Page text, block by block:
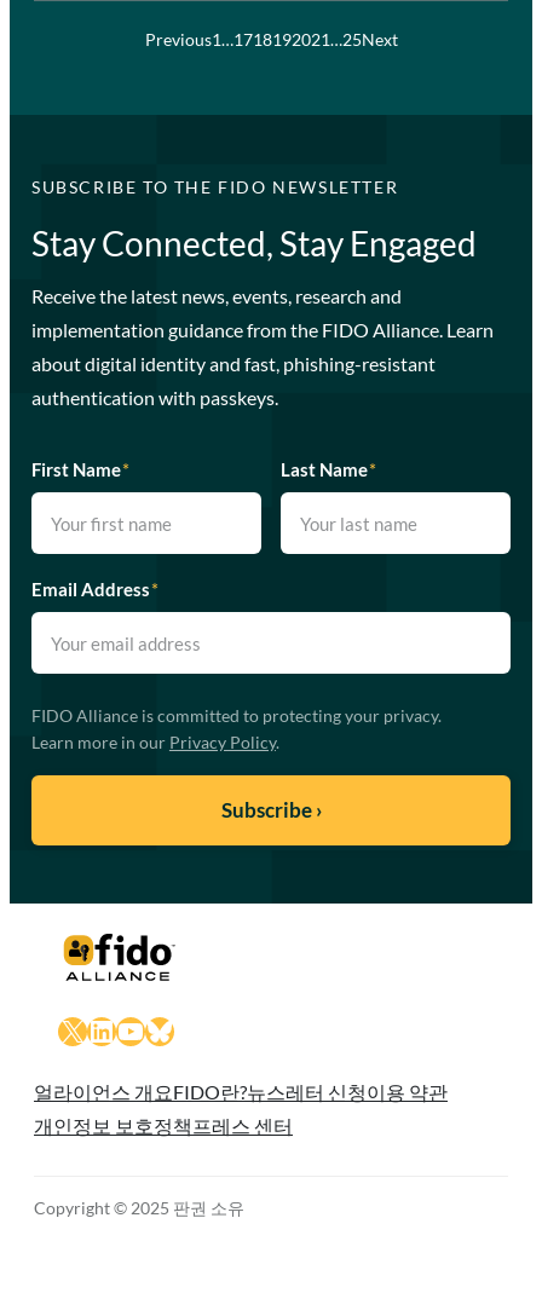
Previous1…1718192021…25Next
SUBSCRIBE TO THE FIDO NEWSLETTER
Stay Connected, Stay Engaged
Receive the latest news, events, research and
implementation guidance from the FIDO Alliance. Learn
about digital identity and fast, phishing-resistant
authentication with passkeys.
First Name* Last Name*
Email Address*
FIDO Alliance is committed to protecting your privacy.
Learn more in our Privacy Policy.
X LinkedIn
YouTube
Bluesky
얼라이언스 개요FIDO란?뉴스레터 신청이용 약관
개인정보 보호정책 프레스 센터
Copyright © 2025 판권 소유